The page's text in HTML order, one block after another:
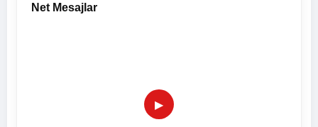
Net Mesajlar
▶